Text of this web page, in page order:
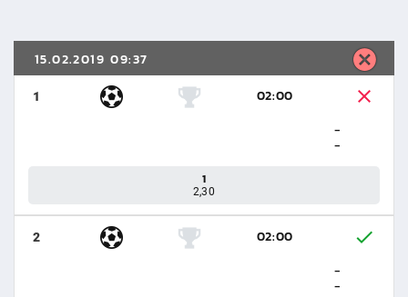
15.02.2019 09:37
1
02:00
-
-
1
2,30
2
02:00
-
-